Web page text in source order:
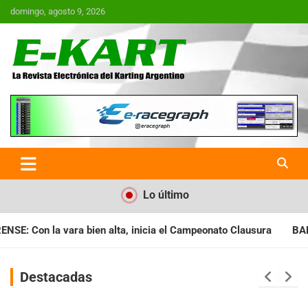
Saltar
al
domingo, agosto 9, 2026
E-Kart.com.ar | La Revista
Electrónica del Karting en
Argentina
Lo último
el Campeonato Clausura BARILOCHENSE: Preparan una
Destacadas